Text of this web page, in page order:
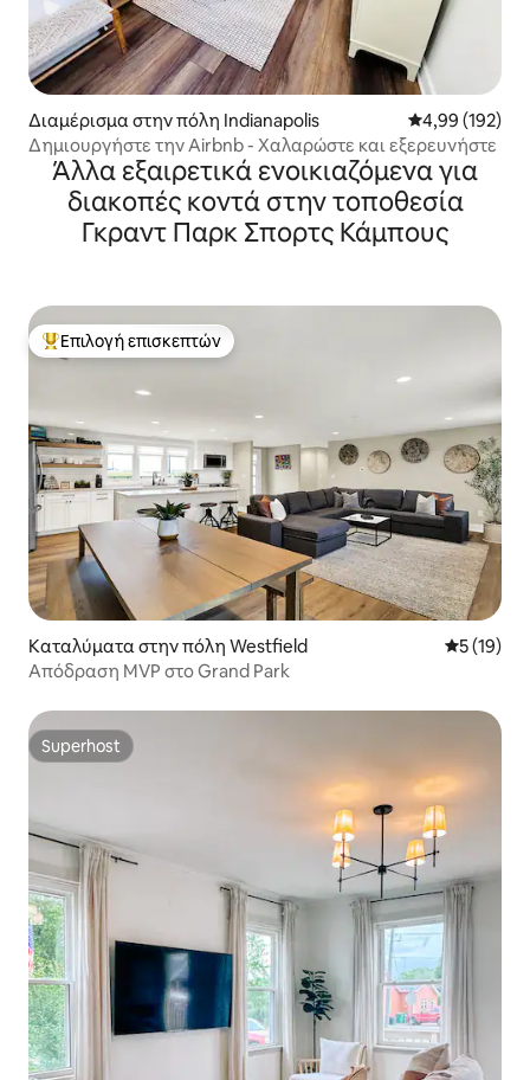
Διαμέρισμα στην πόλη Indianapolis Μέση
4,99 (192)
Δημιουργήστε την Airbnb - Χαλαρώστε και εξερευνήστε
Άλλα εξαιρετικά ενοικιαζόμενα για
διακοπές κοντά στην τοποθεσία
Γκραντ Παρκ Σπορτς Κάμπους
Κορυφαία επιλογή επισκεπτών
Επιλογή επισκεπτών
Καταλύματα στην πόλη Westfield Μέση
5 (19)
Απόδραση MVP στο Grand Park
Superhost
Superhost